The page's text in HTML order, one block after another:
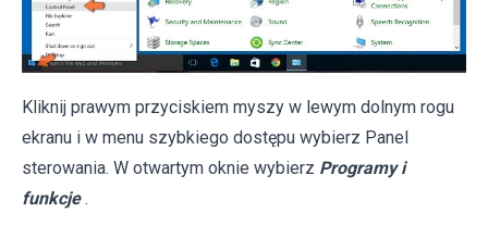
Kliknij prawym przyciskiem myszy w lewym dolnym rogu
ekranu i w menu szybkiego dostępu wybierz Panel
sterowania. W otwartym oknie wybierz Programy i
funkcje .